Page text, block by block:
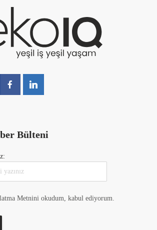
Bülteni
Metnini okudum, kabul ediyorum.